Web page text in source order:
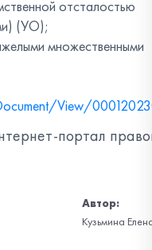
отсталостью
(УО);
множественными
View/
портал
Автор:
Кузьмина